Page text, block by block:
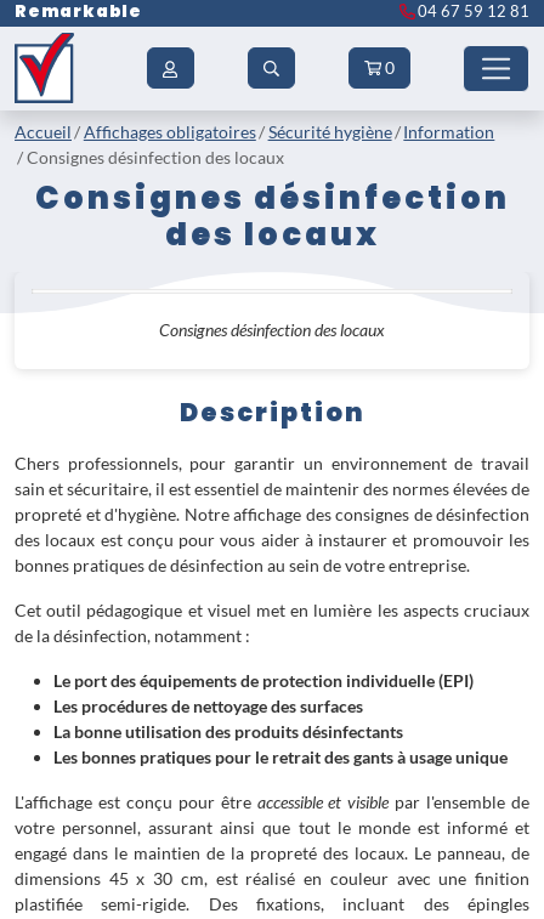
Remarkable 04 67 59 12 81
0
Accueil Affichages obligatoires Sécurité hygiène
Information
Consignes désinfection des locaux
Consignes désinfection
des locaux
Consignes désinfection des locaux
Description
Chers professionnels, pour garantir un environnement de travail
sain et sécuritaire, il est essentiel de maintenir des normes élevées de
propreté et d'hygiène. Notre affichage des consignes de désinfection
des locaux est conçu pour vous aider à instaurer et promouvoir les
bonnes pratiques de désinfection au sein de votre entreprise.
Cet outil pédagogique et visuel met en lumière les aspects cruciaux
de la désinfection, notamment :
Le port des équipements de protection individuelle (EPI)
Les procédures de nettoyage des surfaces
La bonne utilisation des produits désinfectants
Les bonnes pratiques pour le retrait des gants à usage unique
L'affichage est conçu pour être accessible et visible par l'ensemble de
votre personnel, assurant ainsi que tout le monde est informé et
engagé dans le maintien de la propreté des locaux. Le panneau, de
dimensions 45 x 30 cm, est réalisé en couleur avec une finition
plastifiée semi-rigide. Des fixations, incluant des épingles